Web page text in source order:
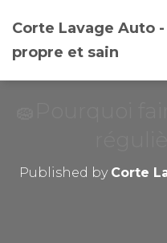
Corte Lavage Auto
propre et sain
Published by Corte